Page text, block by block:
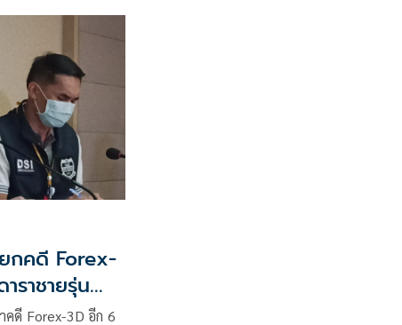
กคดี Forex-
ราชายรุ่น
คดี Forex-3D อีก 6